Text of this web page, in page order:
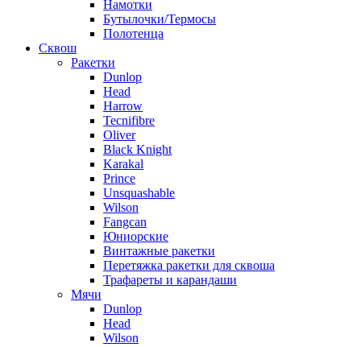
Намотки
Бутылочки/Термосы
Полотенца
Сквош
Ракетки
Dunlop
Head
Harrow
Tecnifibre
Oliver
Black Knight
Karakal
Prince
Unsquashable
Wilson
Fangcan
Юниорские
Винтажные ракетки
Перетяжка ракетки для сквоша
Трафареты и карандаши
Мячи
Dunlop
Head
Wilson